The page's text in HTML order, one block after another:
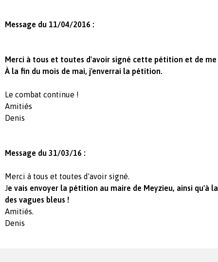
Message du 11/04/2016 :
Merci à tous et toutes d'avoir signé cette pétition et de me
À la fin du mois de mai, j'enverrai la pétition.
Le combat continue !
Amitiés
Denis
Message du 31/03/16 :
Merci à tous et toutes d'avoir signé.
Je vais envoyer la pétition au maire de Meyzieu, ainsi qu'à
des vagues bleus !
Amitiés.
Denis